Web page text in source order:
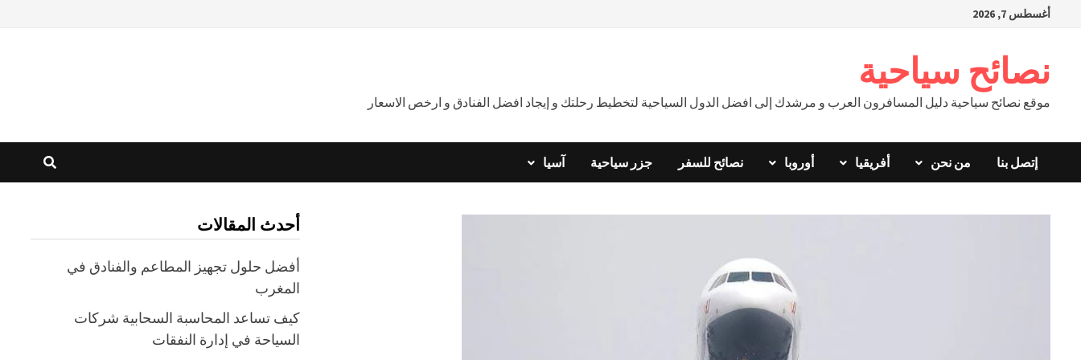
أغسطس 7, 2026
نصائح سياحية
موقع نصائح سياحية دليل المسافرون العرب و مرشدك إلى افضل الدول السياحية لتخطيط رحلتك و إيجاد افضل الفنادق و ارخص الاسعار
إتصل بنا من نحن أفريقيا أوروبا نصائح للسفر جزر سياحية آسيا
أحدث المقالات
أفضل حلول تجهيز المطاعم والفنادق في
المغرب
كيف تساعد المحاسبة السحابية شركات
السياحة في إدارة النفقات